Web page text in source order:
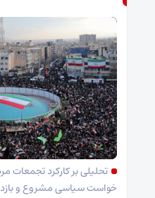
تحلیلی بر کارکرد تجمعات
خواست سیاسی مشروع و